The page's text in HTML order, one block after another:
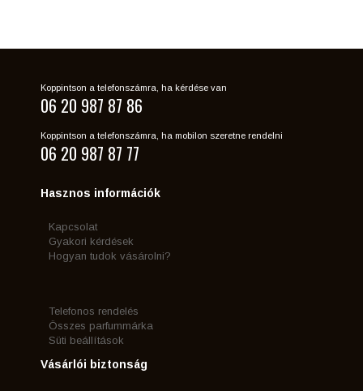
Koppintson a telefonszámra, ha kérdése van
06 20 987 87 86
Koppintson a telefonszámra, ha mobilon szeretne rendelni
06 20 987 87 77
Hasznos információk
Kapcsolat
Gyakori kérdések
Hogyan tudok vásárolni?
Telefonos rendelés
Összes parfummárka
Süti beállítások
Vásárlói biztonság